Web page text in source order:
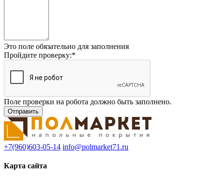
Это поле обязательно для заполнения
Пройдите проверку:*
Поле проверки на робота должно быть заполнено.
+7(960)603-05-14 info@polmarket71.ru
Карта сайта